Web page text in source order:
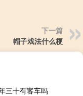
下一篇
帽子戏法什么梗
三十有客车吗